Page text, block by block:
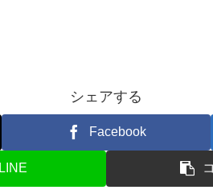
シェアする
Facebook
LINE